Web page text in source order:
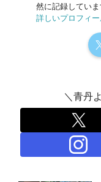
然に記録していま
詳しいプロフィ
＼青丹